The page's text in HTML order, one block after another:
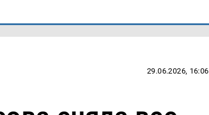
29.06.2026, 16:06